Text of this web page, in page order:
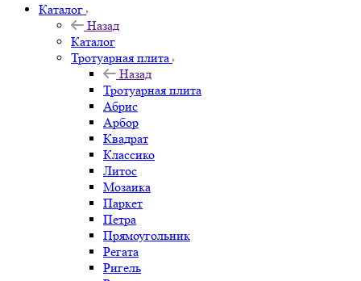
Каталог
Назад
Каталог
Тротуарная плита
Назад
Тротуарная плита
Абрис
Арбор
Квадрат
Классико
Литос
Мозаика
Паркет
Петра
Прямоугольник
Регата
Ригель